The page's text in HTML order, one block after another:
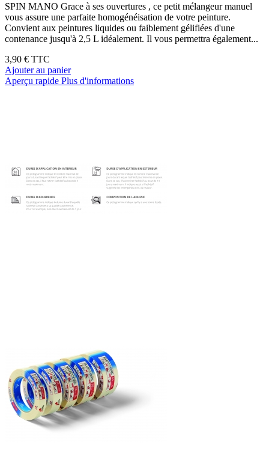
SPIN MANO Grace à ses ouvertures , ce petit mélangeur manuel
vous assure une parfaite homogénéisation de votre peinture.
Convient aux peintures liquides ou faiblement gélifiées d'une
contenance jusqu'à 2,5 L idéalement. Il vous permettra également...
3,90 € TTC
Ajouter au panier
Aperçu rapide Plus d'informations